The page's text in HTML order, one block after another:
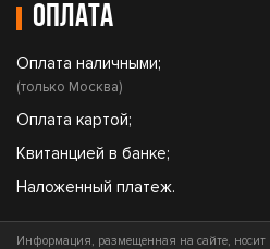
Оплата
Оплата наличными;
(только Москва)
Оплата картой;
Квитанцией в банке;
Наложенный платеж.
Информация, размещенная на сайте,